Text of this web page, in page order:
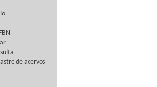
de acervos